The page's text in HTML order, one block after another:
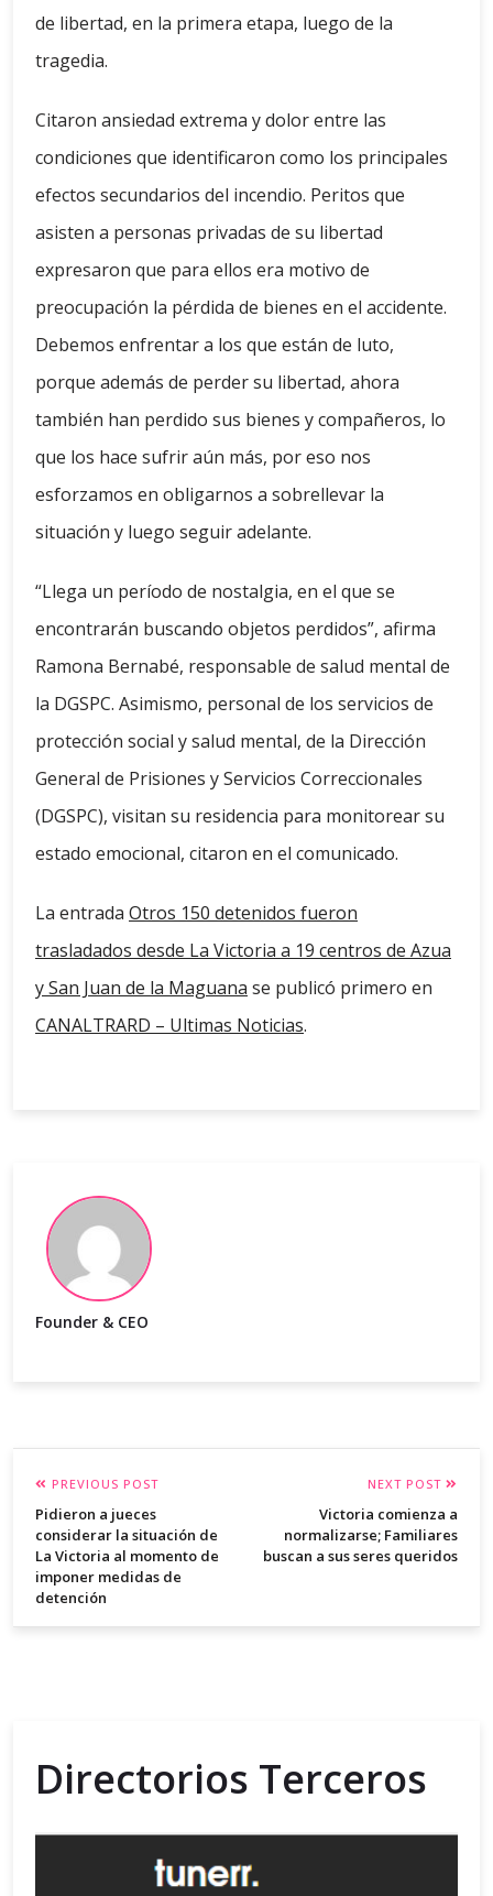
de libertad, en la primera etapa, luego de la
tragedia.
Citaron ansiedad extrema y dolor entre las
condiciones que identificaron como los principales
efectos secundarios del incendio. Peritos que
asisten a personas privadas de su libertad
expresaron que para ellos era motivo de
preocupación la pérdida de bienes en el accidente.
Debemos enfrentar a los que están de luto,
porque además de perder su libertad, ahora
también han perdido sus bienes y compañeros, lo
que los hace sufrir aún más, por eso nos
esforzamos en obligarnos a sobrellevar la
situación y luego seguir adelante.
“Llega un período de nostalgia, en el que se
encontrarán buscando objetos perdidos”, afirma
Ramona Bernabé, responsable de salud mental de
la DGSPC. Asimismo, personal de los servicios de
protección social y salud mental, de la Dirección
General de Prisiones y Servicios Correccionales
(DGSPC), visitan su residencia para monitorear su
estado emocional, citaron en el comunicado.
La entrada Otros 150 detenidos fueron
trasladados desde La Victoria a 19 centros de Azua
y San Juan de la Maguana se publicó primero en
CANALTRARD – Ultimas Noticias.
Founder & CEO
PREVIOUS POST
Pidieron a jueces
considerar la situación de
La Victoria al momento de
imponer medidas de
detención
NEXT POST
Victoria comienza a
normalizarse; Familiares
buscan a sus seres queridos
Directorios Terceros